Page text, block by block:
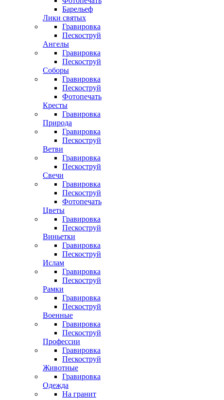
Барельеф
Лики святых
Гравировка
Пескоструй
Ангелы
Гравировка
Пескоструй
Соборы
Гравировка
Пескоструй
Фотопечать
Кресты
Гравировка
Природа
Гравировка
Пескоструй
Ветви
Гравировка
Пескоструй
Свечи
Гравировка
Пескоструй
Фотопечать
Цветы
Гравировка
Пескоструй
Виньетки
Гравировка
Пескоструй
Ислам
Гравировка
Пескоструй
Рамки
Гравировка
Пескоструй
Военные
Гравировка
Пескоструй
Профессии
Гравировка
Пескоструй
Животные
Гравировка
Одежда
На гранит